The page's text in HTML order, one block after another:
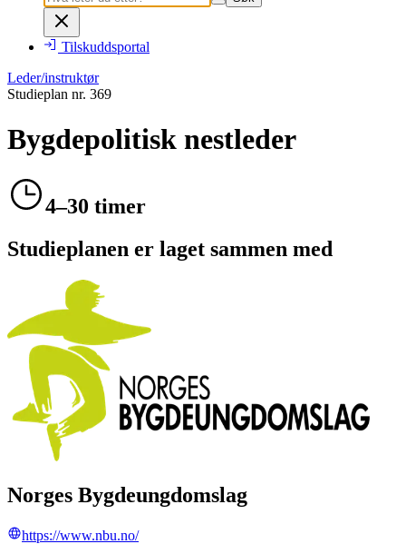
Tilskuddsportal
Leder/instruktør
Studieplan nr. 369
Bygdepolitisk nestleder
4–30 timer
Studieplanen er laget sammen med
Norges Bygdeungdomslag
https://www.nbu.no/